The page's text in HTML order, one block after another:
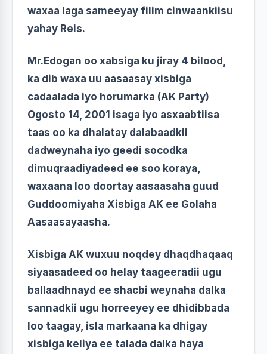
waxaa laga sameeyay filim cinwaankiisu
yahay Reis.
Mr.Edogan oo xabsiga ku jiray 4 bilood,
ka dib waxa uu aasaasay xisbiga
cadaalada iyo horumarka (AK Party)
Ogosto 14, 2001 isaga iyo asxaabtiisa
taas oo ka dhalatay dalabaadkii
dadweynaha iyo geedi socodka
dimuqraadiyadeed ee soo koraya,
waxaana loo doortay aasaasaha guud
Guddoomiyaha Xisbiga AK ee Golaha
Aasaasayaasha.
Xisbiga AK wuxuu noqdey dhaqdhaqaaq
siyaasadeed oo helay taageeradii ugu
ballaadhnayd ee shacbi weynaha dalka
sannadkii ugu horreeyey ee dhidibbada
loo taagay, isla markaana ka dhigay
xisbiga keliya ee talada dalka haya